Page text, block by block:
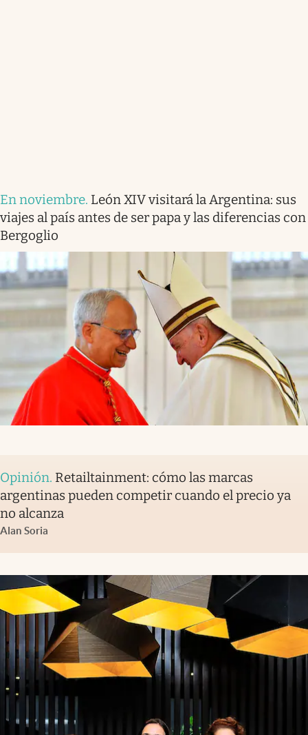
En noviembre. León XIV visitará la Argentina: sus
viajes al país antes de ser papa y las diferencias con
Bergoglio
Opinión. Retailtainment: cómo las marcas
argentinas pueden competir cuando el precio ya
no alcanza
Alan Soria